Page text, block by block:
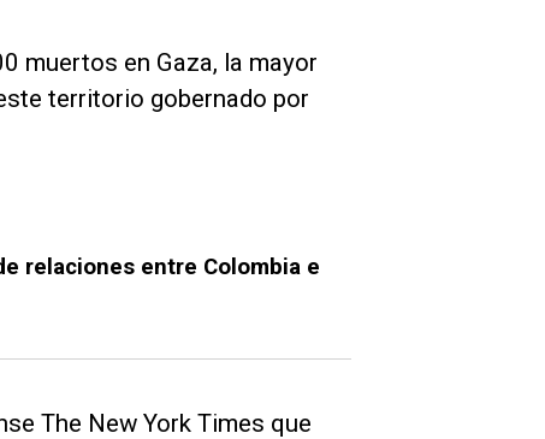
muertos en Gaza, la mayor
territorio gobernado por
relaciones entre Colombia e
The New York Times que